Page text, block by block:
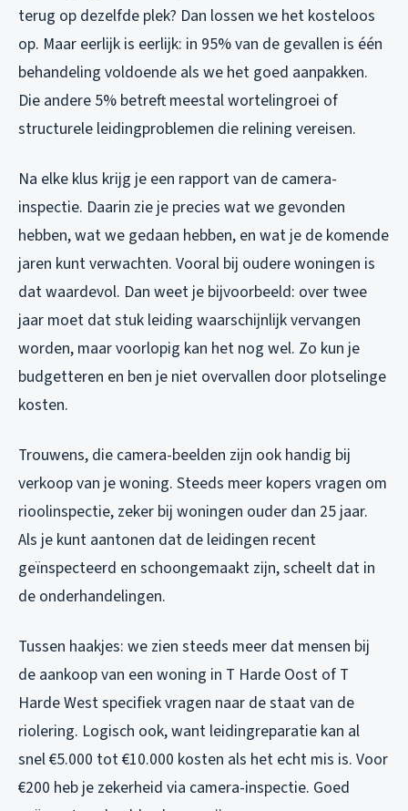
terug op dezelfde plek? Dan lossen we het kosteloos
op. Maar eerlijk is eerlijk: in 95% van de gevallen is één
behandeling voldoende als we het goed aanpakken.
Die andere 5% betreft meestal wortelingroei of
structurele leidingproblemen die relining vereisen.
Na elke klus krijg je een rapport van de camera-
inspectie. Daarin zie je precies wat we gevonden
hebben, wat we gedaan hebben, en wat je de komende
jaren kunt verwachten. Vooral bij oudere woningen is
dat waardevol. Dan weet je bijvoorbeeld: over twee
jaar moet dat stuk leiding waarschijnlijk vervangen
worden, maar voorlopig kan het nog wel. Zo kun je
budgetteren en ben je niet overvallen door plotselinge
kosten.
Trouwens, die camera-beelden zijn ook handig bij
verkoop van je woning. Steeds meer kopers vragen om
rioolinspectie, zeker bij woningen ouder dan 25 jaar.
Als je kunt aantonen dat de leidingen recent
geïnspecteerd en schoongemaakt zijn, scheelt dat in
de onderhandelingen.
Tussen haakjes: we zien steeds meer dat mensen bij
de aankoop van een woning in T Harde Oost of T
Harde West specifiek vragen naar de staat van de
riolering. Logisch ook, want leidingreparatie kan al
snel €5.000 tot €10.000 kosten als het echt mis is. Voor
€200 heb je zekerheid via camera-inspectie. Goed